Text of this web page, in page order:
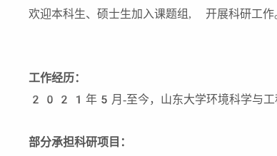
欢迎本科生、硕士生加入课题组, 开展科研工作
工作经历：
2021年5月-至今，山东大学环境科学与工
部分承担科研项目：